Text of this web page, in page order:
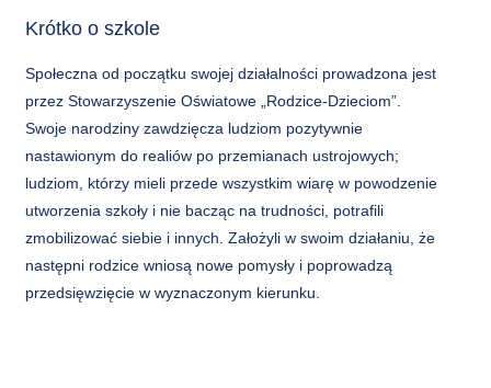
Krótko o szkole
Społeczna od początku swojej działalności prowadzona jest
przez Stowarzyszenie Oświatowe „Rodzice-Dzieciom”.
Swoje narodziny zawdzięcza ludziom pozytywnie
nastawionym do realiów po przemianach ustrojowych;
ludziom, którzy mieli przede wszystkim wiarę w powodzenie
utworzenia szkoły i nie bacząc na trudności, potrafili
zmobilizować siebie i innych. Założyli w swoim działaniu, że
następni rodzice wniosą nowe pomysły i poprowadzą
przedsięwzięcie w wyznaczonym kierunku.